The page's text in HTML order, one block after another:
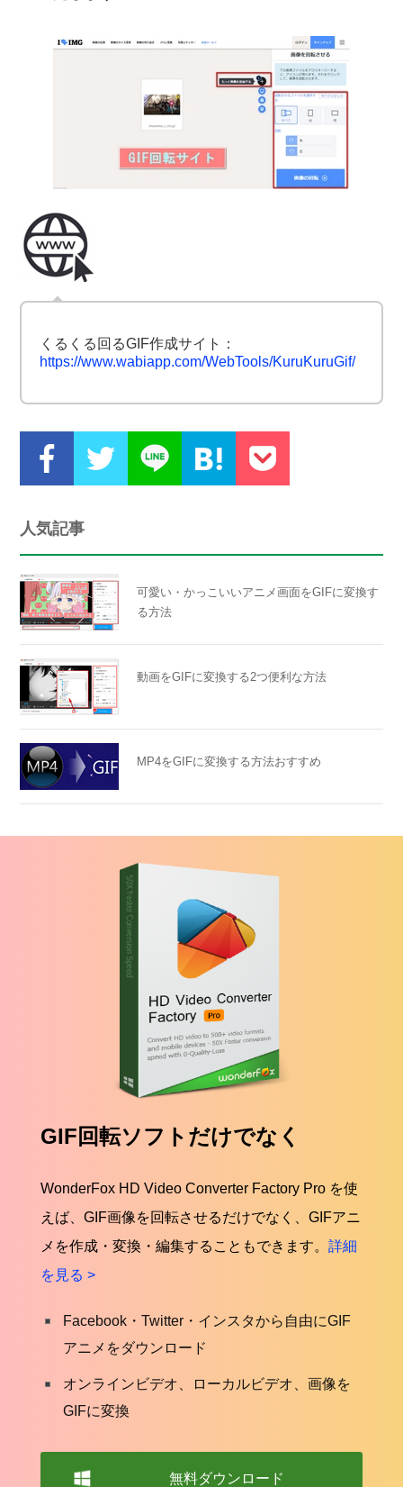
くるくる回るGIF作成サイト：
https://www.wabiapp.com/WebTools/KuruKuruGif/
人気記事
可愛い・かっこいいアニメ画面をGIFに変換す
る方法
動画をGIFに変換する2つ便利な方法
MP4をGIFに変換する方法おすすめ
GIF回転ソフトだけでなく
WonderFox HD Video Converter Factory Pro を使
えば、GIF画像を回転させるだけでなく、GIFアニ
メを作成・変換・編集することもできます。 詳細
を見る >
Facebook・Twitter・インスタから自由にGIF
アニメをダウンロード
オンラインビデオ、ローカルビデオ、画像を
GIFに変換
無料ダウンロード